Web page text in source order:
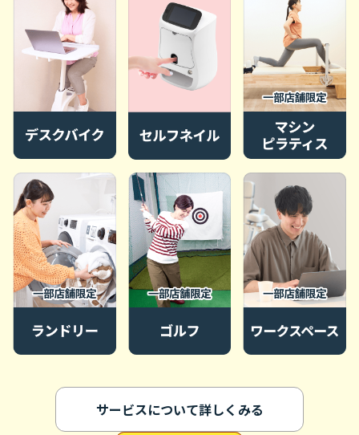
サービスについて詳しくみる